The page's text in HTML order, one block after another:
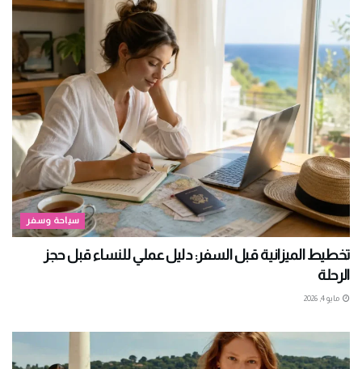
سياحة وسفر
تخطيط الميزانية قبل السفر: دليل عملي للنساء قبل حجز
الرحلة
مايو 4, 2026